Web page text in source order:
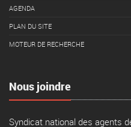
AGENDA
PLAN DU SITE
MOTEUR DE RECHERCHE
Nous joindre
Syndicat national des agents